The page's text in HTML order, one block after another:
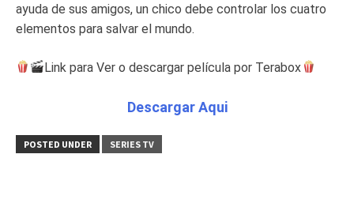
ayuda de sus amigos, un chico debe controlar los cuatro
elementos para salvar el mundo.
Link para Ver o descargar película por Terabox
Descargar Aqui
POSTED UNDER SERIES TV